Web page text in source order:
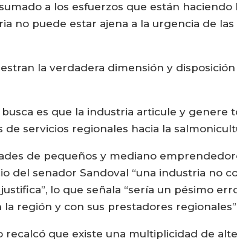
a los esfuerzos que están
no puede estar ajena a la urgencia de
la verdadera dimensión y
es que la industria articule y
servicios regionales hacia la
de pequeños y mediano
del senador Sandoval “una industria no
lo que señala “sería un pésimo
región y con sus prestadores
que existe una multiplicidad de